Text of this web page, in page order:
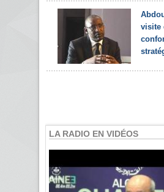
visite
LA RADIO EN VIDÉOS